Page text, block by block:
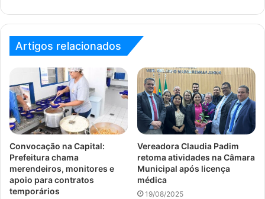
Artigos relacionados
Convocação na Capital:
Prefeitura chama
merendeiros, monitores e
apoio para contratos
temporários
Vereadora Claudia Padim
retoma atividades na Câmara
Municipal após licença
médica
19/08/2025